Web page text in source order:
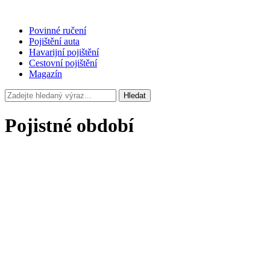
Povinné ručení
Pojištění auta
Havarijní pojištění
Cestovní pojištění
Magazín
Hledat
Pojistné období